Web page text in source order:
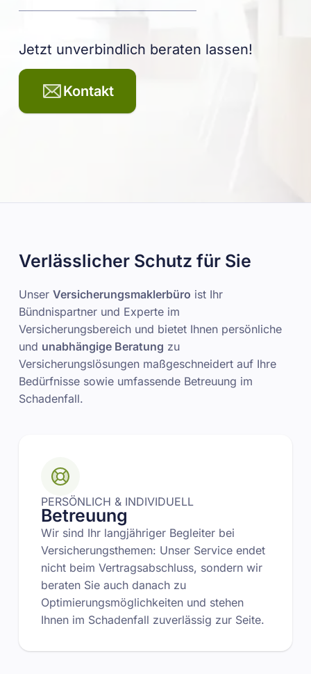
Jetzt unverbindlich beraten lassen!
Kontakt
Verlässlicher Schutz für Sie
Unser Versicherungsmaklerbüro ist Ihr
Bündnispartner und Experte im
Versicherungsbereich und bietet Ihnen persönliche
und unabhängige Beratung zu
Versicherungslösungen maßgeschneidert auf Ihre
Bedürfnisse sowie umfassende Betreuung im
Schadenfall.
PERSÖNLICH & INDIVIDUELL
Betreuung
Wir sind Ihr langjähriger Begleiter bei
Versicherungsthemen: Unser Service endet
nicht beim Vertragsabschluss, sondern wir
beraten Sie auch danach zu
Optimierungsmöglichkeiten und stehen
Ihnen im Schadenfall zuverlässig zur Seite.